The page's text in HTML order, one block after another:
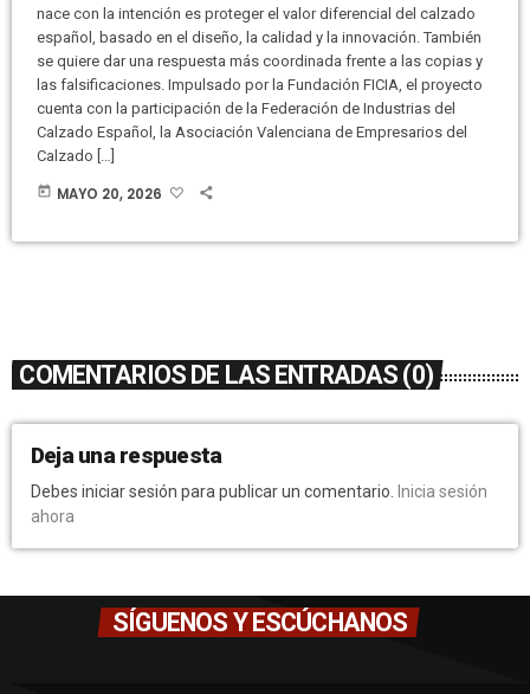
nace con la intención es proteger el valor diferencial del calzado
español, basado en el diseño, la calidad y la innovación. También
se quiere dar una respuesta más coordinada frente a las copias y
las falsificaciones. Impulsado por la Fundación FICIA, el proyecto
cuenta con la participación de la Federación de Industrias del
Calzado Español, la Asociación Valenciana de Empresarios del
Calzado […]
today MAYO 20, 2026
COMENTARIOS DE LAS ENTRADAS (0)
Deja una respuesta
Debes iniciar sesión para publicar un comentario.
Inicia sesión
ahora
SÍGUENOS Y ESCÚCHANOS